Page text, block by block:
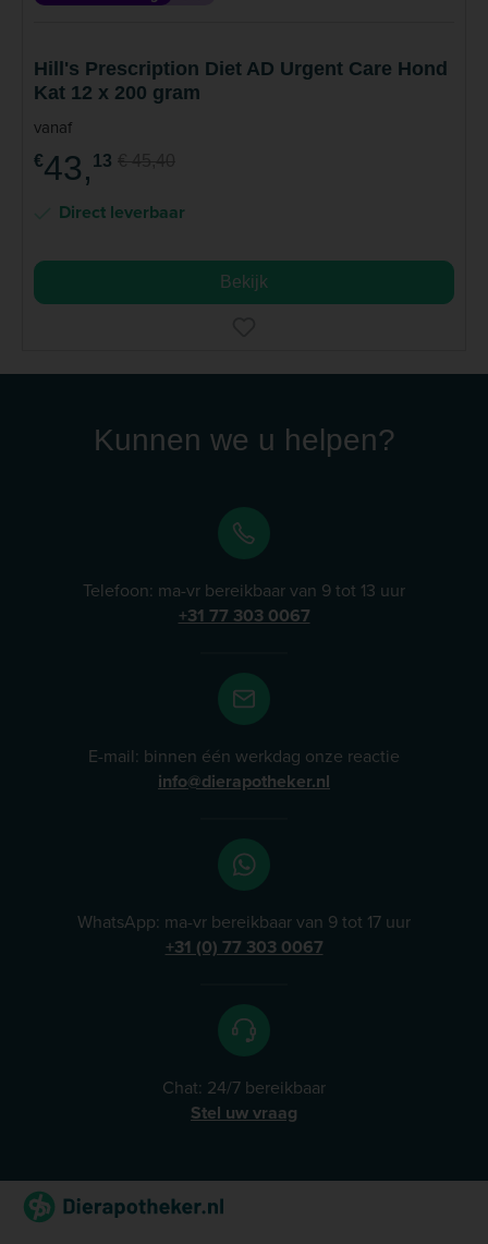
Hill's Prescription Diet AD Urgent Care Hond
Kat 12 x 200 gram
vanaf
€43, 13
Direct leverbaar
Bekijk
Kunnen we u helpen?
Telefoon: ma-vr bereikbaar van 9 tot 13 uur
+31 77 303 0067
E-mail: binnen één werkdag onze reactie
info@dierapotheker.nl
WhatsApp: ma-vr bereikbaar van 9 tot 17 uur
+31 (0) 77 303 0067
Chat: 24/7 bereikbaar
Stel uw vraag